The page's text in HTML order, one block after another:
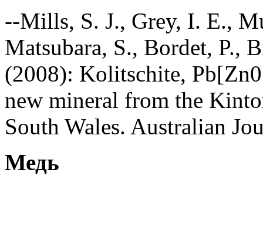
--Mills, S. J., Grey, I. E.,
Matsubara, S., Bordet, P.,
(2008): Kolitschite,
new mineral from the
South Wales. Australian
Медь